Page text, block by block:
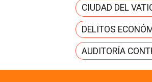
CIUDAD DEL
DELITOS
AUDITORÍA